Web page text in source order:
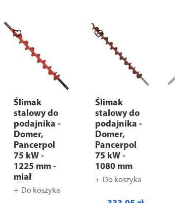
Ślimak
stalowy do
podajnika -
Domer,
Pancerpol
75 kW -
1225 mm -
miał
Do koszyka
Ślimak
stalowy do
podajnika -
Domer,
Pancerpol
75 kW -
1080 mm
Do koszyka